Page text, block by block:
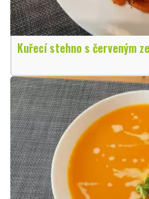
Kuřecí stehno s červeným